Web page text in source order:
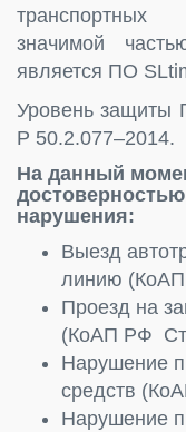
транспортных
значимой
является ПО
Уровень защиты
Р 50.2.077–2014.
На данный
нарушения:
Выезд
линию
Проезд на
(КоАП РФ
Нарушение
средств
Нарушение